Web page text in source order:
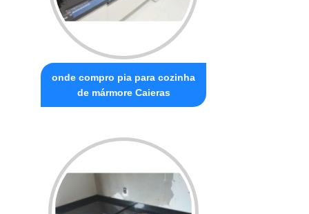
onde compro pia para cozinha
de mármore Caieras